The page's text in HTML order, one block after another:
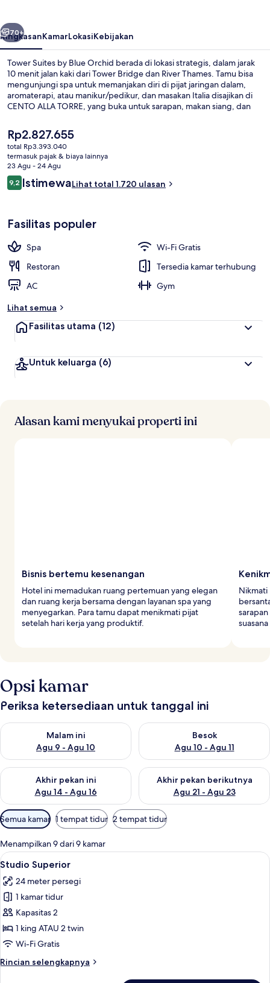
Berikutnya
70+
RingkasanKamarLokasiKebijakan
Tower Suites by Blue Orchid berada di lokasi strategis, dalam jarak
10 menit jalan kaki dari Tower Bridge dan River Thames. Tamu bisa
mengunjungi spa untuk memanjakan diri di pijat jaringan dalam,
aromaterapi, atau manikur/pedikur, dan masakan Italia disajikan di
CENTO ALLA TORRE, yang buka untuk sarapan, makan siang, dan
bar/lounge, pusat kebugaran 24 jam, dan toko roti/camilan. Para
wisatawan menyukainya karena sangat dekat dari transportasi
umum: Stasiun Bawah Tanah Tower Hill hanya 2 menit dan Stasiun
DLR Tower Gateway hanya 3 menit.
Harga
saat
ini
Rp2.827.655
Rp2.827.655
total Rp3.393.040
termasuk pajak & biaya lainnya
23 Agu - 24 Agu
Ulasan
9,29,2 dari 10
IstimewaLihat total 1.720 ulasan
Fasilitas populer
Spa
Wi-Fi Gratis
Restoran
Tersedia kamar terhubung
AC
Gym
Lihat semua
Fasilitas utama (12)
Untuk keluarga (6)
Alasan kami menyukai properti ini
Bisnis bertemu kesenangan
Hotel ini memadukan ruang pertemuan yang elegan
dan ruang kerja bersama dengan layanan spa yang
menyegarkan. Para tamu dapat menikmati pijat
setelah hari kerja yang produktif.
Nikmati
Opsi kamar
Periksa ketersediaan untuk tanggal ini
Malam ini
Agu 9 - Agu 10
Periksa ketersediaan untuk malam ini Agu 9 - Agu 10
Besok
Agu 10 - Agu 11
Periksa ketersediaan untuk
Akhir pekan ini
Agu 14 - Agu 16
Periksa ketersediaan untuk akhir pekan ini Agu 14 - Agu 16
Akhir pekan berikutnya
Agu 21 - Agu 23
Periksa ketersediaan untuk
Filter
tersedia
untuk
kamar
Semua kamar 1 tempat tidur 2 tempat tidur
Menampilkan 9 dari 9 kamar
Lihat
semua
foto
untuk
Studio
Superior
Seprai antialergi, brankas, meja
11
Studio Superior
24 meter persegi
1 kamar tidur
Kapasitas 2
1 king ATAU 2 twin
Wi-Fi Gratis
Rincian selengkapnya
Rincian